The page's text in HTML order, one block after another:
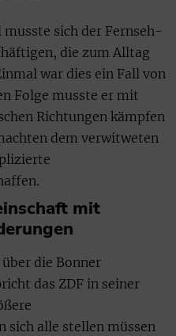
sich der Fernseh-
die zum Alltag
war dies ein Fall von
Folge musste er mit
Richtungen kämpfen
dem verwitweten
mit
die Bonner
das ZDF in seiner
sich alle stellen müssen